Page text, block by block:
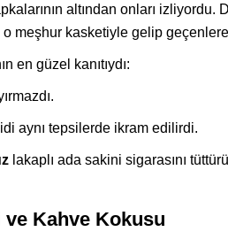
altından onları
o meşhur kasketiyle gelip
en güzel kanıtıydı:
aynı tepsilerde ikram edilirdi.
lakaplı ada sakini sigarasını
ve Kahve Kokusu